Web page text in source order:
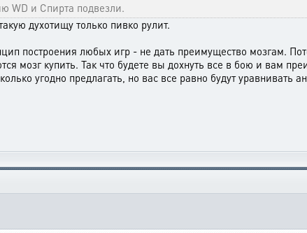
WD и Спирта подвезли.
духотищу только пивко рулит.
построения любых игр - не дать преимущество мозгам.
мозг купить. Так что будете вы дохнуть все в бою и вам
угодно предлагать, но вас все равно будут уравнивать